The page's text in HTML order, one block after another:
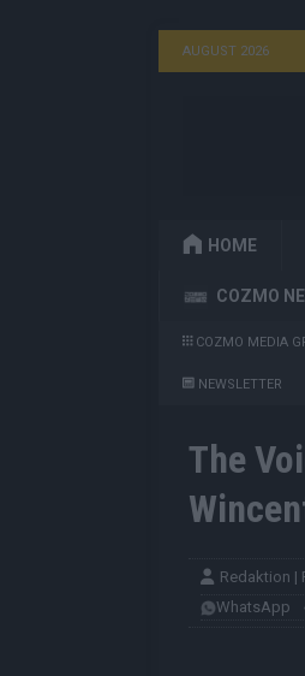
AUGUST 2026
HOME
COZMO
COZMO MEDIA
NEWSLETTER
The
Redaktion |
WhatsApp